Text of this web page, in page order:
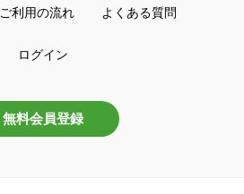
ご利用の流れ よくある質問
ログイン
無料会員登録